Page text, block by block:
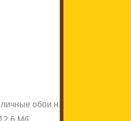
обои на рабочий стол для